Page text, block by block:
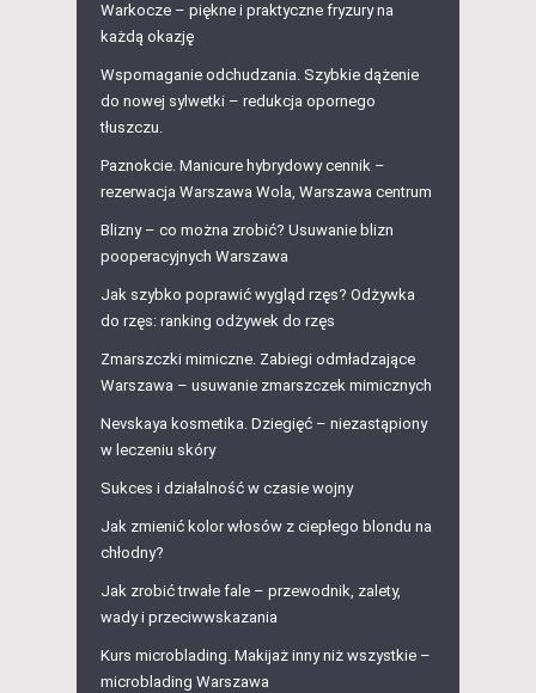
Warkocze – piękne i praktyczne fryzury na
każdą okazję
Wspomaganie odchudzania. Szybkie dążenie
do nowej sylwetki – redukcja opornego
tłuszczu.
Paznokcie. Manicure hybrydowy cennik –
rezerwacja Warszawa Wola, Warszawa centrum
Blizny – co można zrobić? Usuwanie blizn
pooperacyjnych Warszawa
Jak szybko poprawić wygląd rzęs? Odżywka
do rzęs: ranking odżywek do rzęs
Zmarszczki mimiczne. Zabiegi odmładzające
Warszawa – usuwanie zmarszczek mimicznych
Nevskaya kosmetika. Dziegięć – niezastąpiony
w leczeniu skóry
Sukces i działalność w czasie wojny
Jak zmienić kolor włosów z ciepłego blondu na
chłodny?
Jak zrobić trwałe fale – przewodnik, zalety,
wady i przeciwwskazania
Kurs microblading. Makijaż inny niż wszystkie –
microblading Warszawa